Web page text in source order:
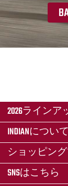
2026ラインア
INDIANについて
ショッピン
SNSはこちら